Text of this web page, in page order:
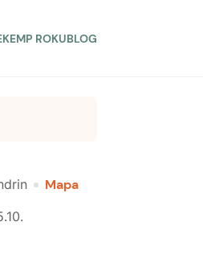
KEMP ROKUBLOG
Mapa